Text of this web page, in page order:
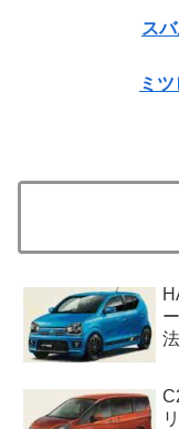
ス
ミ
法